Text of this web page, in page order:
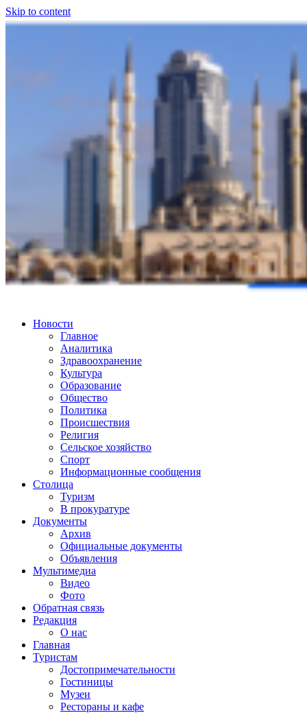
Skip to content
СТОЛИЦА
ГРОЗНЕНСКАЯ
ГОРОДСКАЯ
ОБЩЕСТВЕННО-
ПОЛИТИЧЕСКАЯ
Новости
Главное
Аналитика
Здравоохранение
Культура
Образование
Общество
Политика
Происшествия
Религия
Сельское хозяйство
Спорт
Информационные сообщения
Столица
Туризм
В прокуратуре
Документы
Архив
Официальные документы
Объявления
Мультимедиа
Видео
Фото
Обратная связь
Редакция
О нас
Главная
Туристам
Достопримечательности
Гостиницы
Музеи
Рестораны и кафе